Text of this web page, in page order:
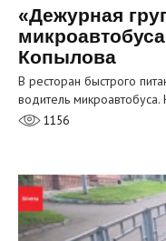
«Дежурная
Копылова
В ресторан быстрого
водитель
1156